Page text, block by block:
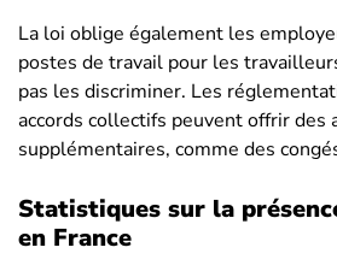
La loi oblige également les
postes de travail pour les
pas les discriminer. Les
accords collectifs peuvent offrir des
supplémentaires, comme des
Statistiques sur la
en France